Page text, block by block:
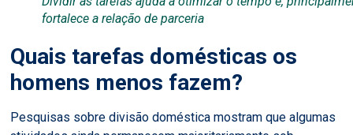
fortalece a relação de parceria
Quais tarefas domésticas os
homens menos fazem?
Pesquisas sobre divisão doméstica mostram que algumas